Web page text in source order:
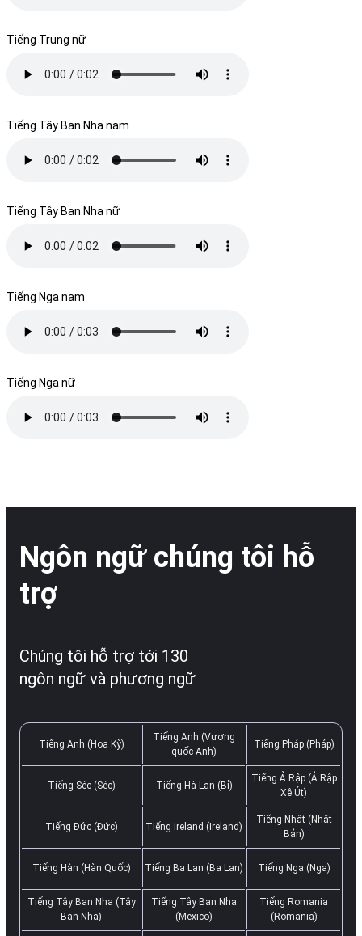
Tiếng Trung nữ
Tiếng Tây Ban Nha nam
Tiếng Tây Ban Nha nữ
Tiếng Nga nam
Tiếng Nga nữ
Ngôn ngữ chúng tôi hỗ
trợ
Chúng tôi hỗ trợ tới 130
ngôn ngữ và phương ngữ
Tiếng Anh (Hoa Kỳ)
Tiếng Anh (Vương
quốc Anh)
Tiếng Pháp (Pháp)
Tiếng Séc (Séc) Tiếng Hà Lan (Bỉ)
Tiếng Ả Rập (Ả Rập
Xê Út)
Tiếng Đức (Đức) Tiếng Ireland (Ireland)
Tiếng Nhật (Nhật
Bản)
Tiếng Hàn (Hàn Quốc) Tiếng Ba Lan (Ba Lan) Tiếng Nga (Nga)
Tiếng Tây Ban Nha (Tây
Ban Nha)
Tiếng Tây Ban Nha
(Mexico)
Tiếng Romania
(Romania)